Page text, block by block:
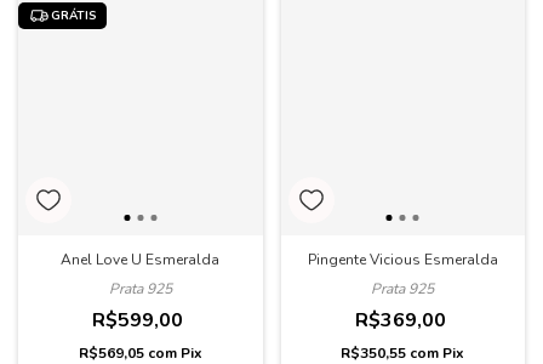
GRÁTIS
Anel Love U Esmeralda
Prata 925
R$599,00
R$569,05 com Pix
Pingente Vicious Esmeralda
Prata 925
R$369,00
R$350,55 com Pix